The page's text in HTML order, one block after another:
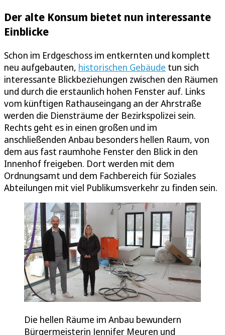
Der alte Konsum bietet nun interessante
Einblicke
Schon im Erdgeschoss im entkernten und komplett
neu aufgebauten, historischen Gebäude tun sich
interessante Blickbeziehungen zwischen den Räumen
und durch die erstaunlich hohen Fenster auf. Links
vom künftigen Rathauseingang an der Ahrstraße
werden die Diensträume der Bezirkspolizei sein.
Rechts geht es in einen großen und im
anschließenden Anbau besonders hellen Raum, von
dem aus fast raumhohe Fenster den Blick in den
Innenhof freigeben. Dort werden mit dem
Ordnungsamt und dem Fachbereich für Soziales
Abteilungen mit viel Publikumsverkehr zu finden sein.
Die hellen Räume im Anbau bewundern
Bürgermeisterin Jennifer Meuren und